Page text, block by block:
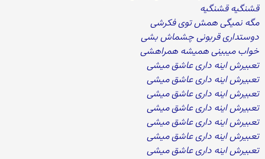
قشنگیه قشنگیه
مگه نمیگی همش توی فکرشی
دوستداری قربونی چشماش بشی
خواب میبینی همیشه همراهشی
تعبیرش اینه داری عاشق میشی
تعبیرش اینه داری عاشق میشی
تعبیرش اینه داری عاشق میشی
تعبیرش اینه داری عاشق میشی
تعبیرش اینه داری عاشق میشی
تعبیرش اینه داری عاشق میشی
تعبیرش اینه داری عاشق میشی